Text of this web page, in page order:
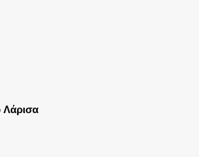
Λάρισα